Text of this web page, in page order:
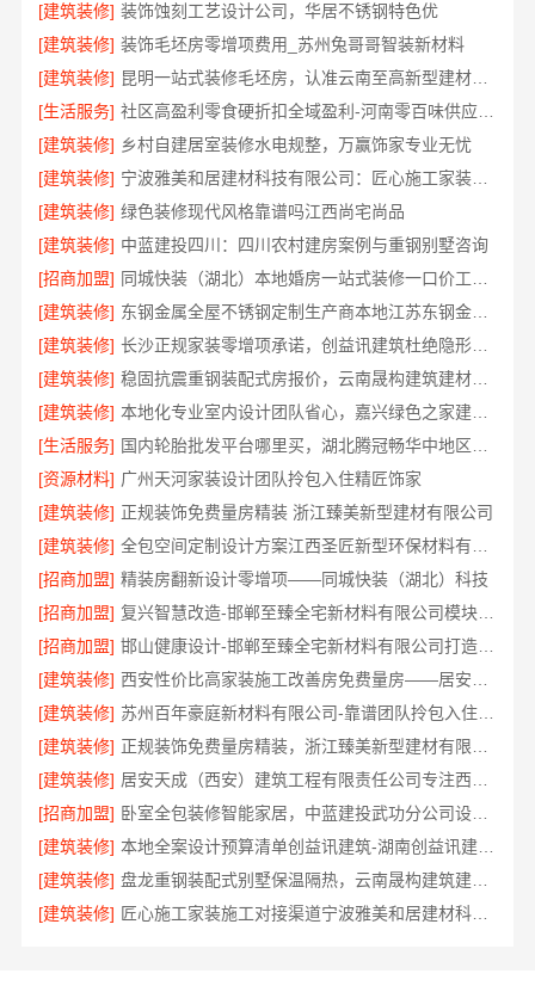
[建筑装修] 装饰蚀刻工艺设计公司，华居不锈钢特色优
[建筑装修] 装饰毛坯房零增项费用_苏州兔哥哥智装新材料
[建筑装修]
昆明一站式装修毛坯房，认准云南至高新型建材有限公司
[生活服务]
社区高盈利零食硬折扣全域盈利-河南零百味供应链有限公司
[建筑装修] 乡村自建居室装修水电规整，万赢饰家专业无忧
[建筑装修]
宁波雅美和居建材科技有限公司：匠心施工家装改造二手房改造
[建筑装修] 绿色装修现代风格靠谱吗江西尚宅尚品
[建筑装修] 中蓝建投四川：四川农村建房案例与重钢别墅咨询
[招商加盟]
[建筑装修]
东钢金属全屋不锈钢定制生产商本地江苏东钢金属科技有限公司
[建筑装修]
长沙正规家装零增项承诺，创益讯建筑杜绝隐形消费
[建筑装修]
稳固抗震重钢装配式房报价，云南晟构建筑建材有限公司透明公开
[建筑装修]
本地化专业室内设计团队省心，嘉兴绿色之家建材科技有限公司全案
[生活服务]
[资源材料] 广州天河家装设计团队拎包入住精匠饰家
[建筑装修] 正规装饰免费量房精装 浙江臻美新型建材有限公司
[建筑装修]
[招商加盟] 精装房翻新设计零增项——同城快装（湖北）科技
[招商加盟]
复兴智慧改造-邯郸至臻全宅新材料有限公司模块化安装
[招商加盟]
邯山健康设计-邯郸至臻全宅新材料有限公司打造环保家居
[建筑装修]
[建筑装修]
苏州百年豪庭新材料有限公司-靠谱团队拎包入住家装
[建筑装修]
[建筑装修]
[招商加盟]
卧室全包装修智能家居，中蓝建投武功分公司设计施工
[建筑装修]
本地全案设计预算清单创益讯建筑-湖南创益讯建筑有限公司
[建筑装修]
盘龙重钢装配式别墅保温隔热，云南晟构建筑建材有限公司品质之选
[建筑装修]
匠心施工家装施工对接渠道宁波雅美和居建材科技有限公司